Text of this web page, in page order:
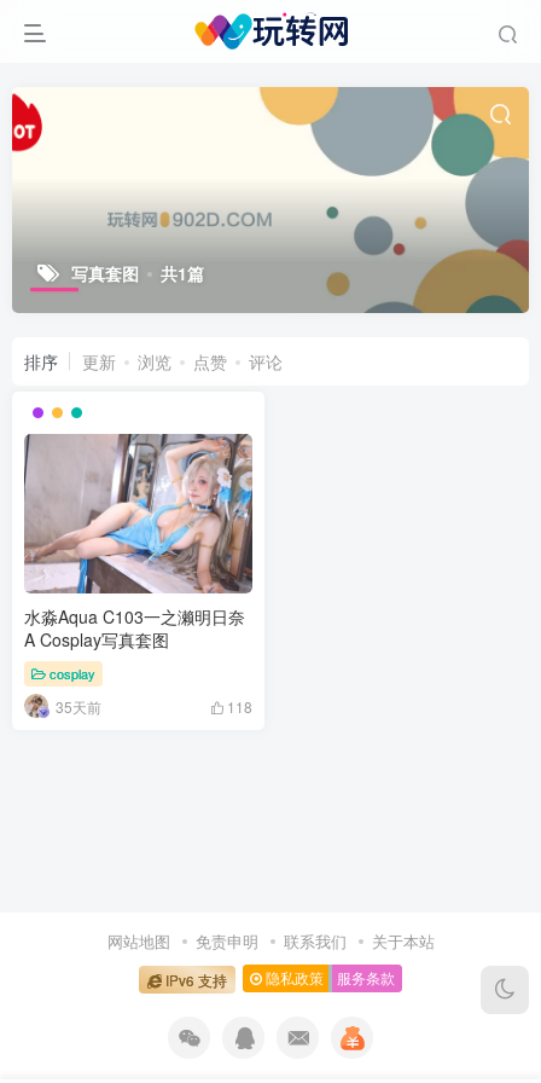
写真套图 共1篇
排序 更新 浏览 点赞 评论
水淼Aqua C103一之濑明日奈
A Cosplay写真套图
cosplay
35天前 118
网站地图 免责申明 联系我们 关于本站
IPv6 支持 隐私政策 服务条款